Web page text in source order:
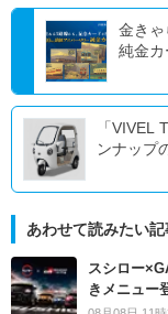
金き
純金カ
「VIVEL
ンナップ
あわせて読みたい記
スシロー
きメニュー